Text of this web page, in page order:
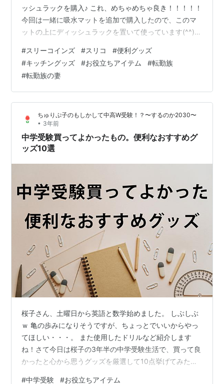
ッシュラックを購入♪ これ、めちゃめちゃ良き！！！！！
今回は一緒に吸水マットを追加で購入したので、このマ
ットの上にディッシュラックを置いて使っています(^^)
たんでしまえば、キッチンの作業台の上はすっきり何も
ない状態・・・☆ これは気分が上がるー♪♪♪ これも買っ
て良かったアイテム上位です(^^) 水切りバスケット タワ
ー tower 山崎実業 キッチン 水が流れる 水切りラック シ
ンク スリム コンパクト 水切りトレー 水切り …
#スリーコインズ #スリコ #便利グッズ
#キッチングッズ #お役立ちアイテム #転勤族
#転勤族の妻
ちゅりぷ子のもしかして中高W受験！？〜するのか2030〜
• 3年前
中学受験買ってよかったもの。便利なおすすめグ
ッズ10選
桜子さん、土曜日から英語と数学始めました。 しぶしぶ
ｗ 亀の歩みになりそうですが、ちょっとでいいからやっ
てほしい・・・。 また使用したドリルなど紹介します
ね！さて今日は桜子の3年半の中学受験生活で、買って良
かったと心から思うグッズを厳選して10点挙げてみたい
#中学受験 #お役立ちアイテム